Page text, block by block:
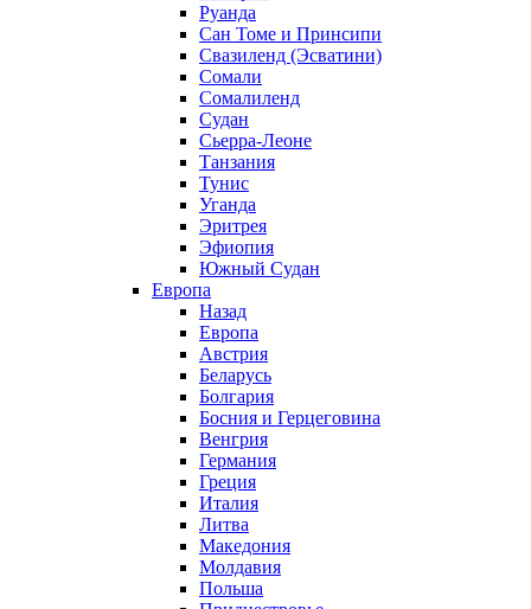
Руанда
Сан Томе и Принсипи
Свазиленд (Эсватини)
Сомали
Сомалиленд
Судан
Сьерра-Леоне
Танзания
Тунис
Уганда
Эритрея
Эфиопия
Южный Судан
Европа
Назад
Европа
Австрия
Беларусь
Болгария
Босния и Герцеговина
Венгрия
Германия
Греция
Италия
Литва
Македония
Молдавия
Польша